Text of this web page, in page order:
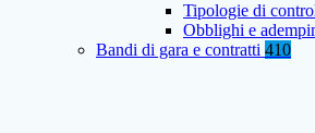
Tipologie di
Obblighi e
Bandi di gara e contratti 410